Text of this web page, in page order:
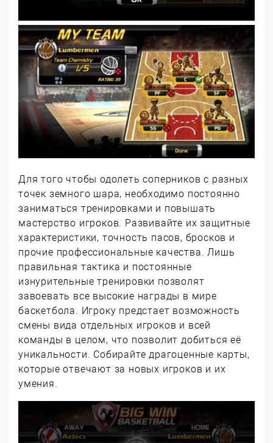
Для того чтобы одолеть соперников с разных
точек земного шара, необходимо постоянно
заниматься тренировками и повышать
мастерство игроков. Развивайте их защитные
характеристики, точность пасов, бросков и
прочие профессиональные качества. Лишь
правильная тактика и постоянные
изнурительные тренировки позволят
завоевать все высокие награды в мире
баскетбола. Игроку предстает возможность
смены вида отдельных игроков и всей
команды в целом, что позволит добиться её
уникальности. Собирайте драгоценные карты,
которые отвечают за новых игроков и их
умения.